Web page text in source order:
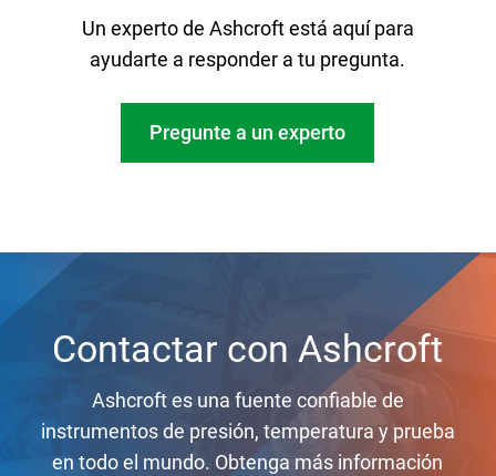
Un experto de Ashcroft está aquí para
ayudarte a responder a tu pregunta.
Pregunte a un experto
Contactar con Ashcroft
Ashcroft es una fuente confiable de
instrumentos de presión, temperatura y prueba
en todo el mundo. Obtenga más información